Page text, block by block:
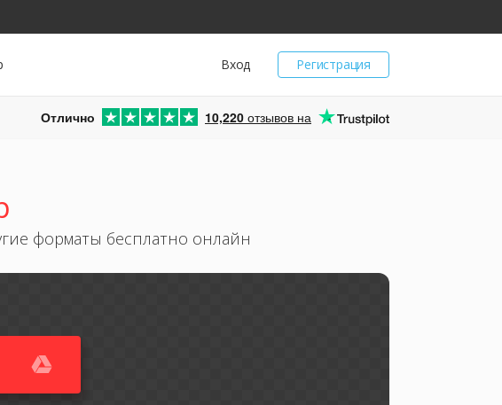
Регистрация
Вход
Отлично 10,220 отзывов на
форматы бесплатно онлайн